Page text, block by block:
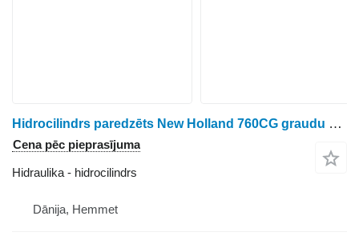
Hidrocilindrs paredzēts New Holland 760CG graudu hedera
Cena pēc pieprasījuma
Hidraulika - hidrocilindrs
Dānija, Hemmet